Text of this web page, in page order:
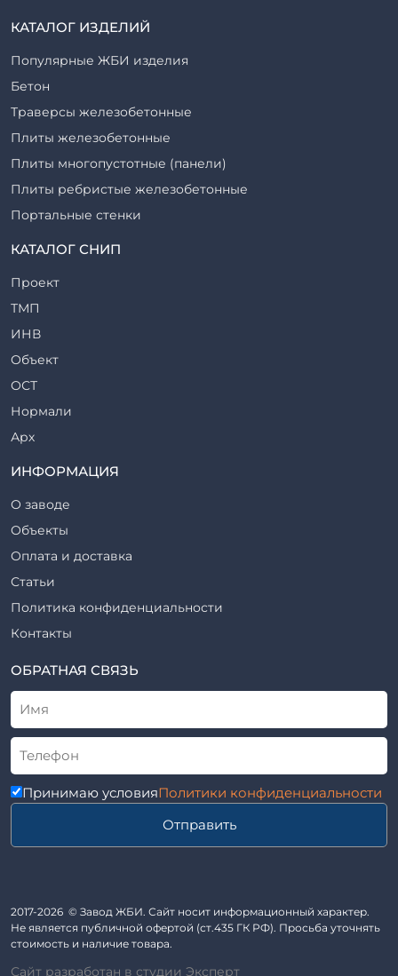
КАТАЛОГ ИЗДЕЛИЙ
Популярные ЖБИ изделия
Бетон
Траверсы железобетонные
Плиты железобетонные
Плиты многопустотные (панели)
Плиты ребристые железобетонные
Портальные стенки
Прогоны железобетонные
Ригели железобетонные
Сваи железобетонные
Стеновые блоки
Стойки железобетонные
Столбы железобетонные
Закладные детали
Трубы железобетонные
Утяжелители железобетонные
Фермы железобетонные
Фундаментные блоки
Фундаменты железобетонные
Шахты лифтов железобетонные
Шпалы железобетонные
Элементы благоустройства
Трубы асбоцементные
Приставки железобетонные (пасынки) Серия 3.407-57 и
ГОСТ 14295-75
Лестничные марши
Автопавильоны
Анкера железобетонные
Балки железобетонные
Блоки железобетонные
Кабины санитарно-технические
КАТАЛОГ СНИП
Проект
ТМП
ИНВ
Объект
ОСТ
Нормали
Арх
ТР
Серия
ТП
ТПР
Шифр
Рабочие чертежи
ВСН
ТУ
Альбом
ИНФОРМАЦИЯ
О заводе
Объекты
Оплата и доставка
Статьи
Политика конфиденциальности
Контакты
ОБРАТНАЯ СВЯЗЬ
Принимаю условияПолитики конфиденциальности
Отправить
2017-2026 © Завод ЖБИ. Сайт носит информационный характер.
Не является публичной офертой (ст.435 ГК РФ). Просьба уточнять
стоимость и наличие товара.
Сайт разработан в студии Эксперт